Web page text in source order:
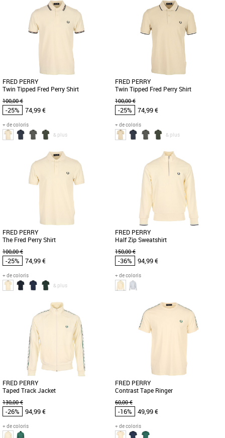
FRED PERRY
Twin Tipped Fred Perry Shirt
100,00 €
-25% 74,99 €
+ de coloris
& plus
Vêtements pas cher et Promos
Vêtements
Le polo Fred Perry Twin Tipped est un
incontournable de la mode masculine
FRED PERRY
Twin Tipped Fred Perry Shirt
100,00 €
-25% 74,99 €
+ de coloris
& plus
Vêtements pas cher et Promos
Vêtements
Le Polo Fred Perry Twin Tipped est un
incontournable de la collection
Printemps Été 2026, alliant élégance [...]
FRED PERRY
The Fred Perry Shirt
100,00 €
-25% 74,99 €
+ de coloris
& plus
Vêtements pas cher et Promos
Le polo Fred Perry The Fred Perry Shirt
est un incontournable de la garde-robe
masculine pour la saison [...]
FRED PERRY
Half Zip Sweatshirt
150,00 €
-36% 94,99 €
+ de coloris
Vêtements pas cher et Promos
Vêtements
Le sweat-shirt Fred Perry Half Zip est
FRED PERRY
Taped Track Jacket
130,00 €
-26% 94,99 €
+ de coloris
FRED PERRY
Contrast Tape Ringer
60,00 €
-16% 49,99 €
+ de coloris